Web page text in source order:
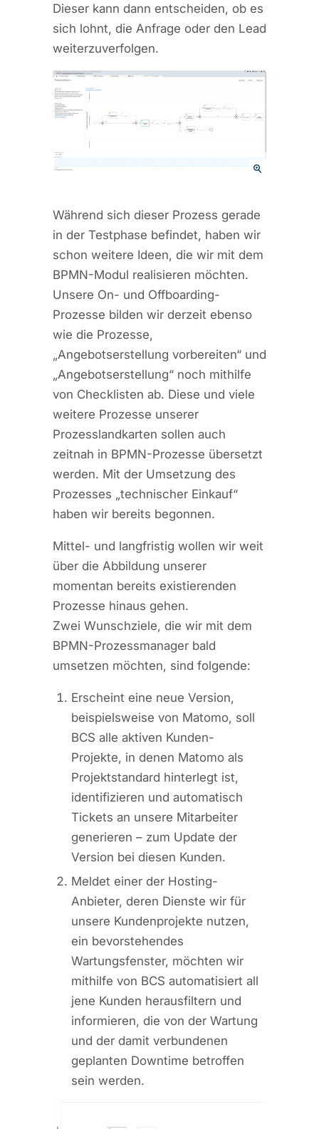
Dieser kann dann entscheiden, ob es
sich lohnt, die Anfrage oder den Lead
weiterzuverfolgen.
Während sich dieser Prozess gerade
in der Testphase befindet, haben wir
schon weitere Ideen, die wir mit dem
BPMN-Modul realisieren möchten.
Unsere On- und Offboarding-
Prozesse bilden wir derzeit ebenso
wie die Prozesse,
„Angebotserstellung vorbereiten“ und
„Angebotserstellung“ noch mithilfe
von Checklisten ab. Diese und viele
weitere Prozesse unserer
Prozesslandkarten sollen auch
zeitnah in BPMN-Prozesse übersetzt
werden. Mit der Umsetzung des
Prozesses „technischer Einkauf“
haben wir bereits begonnen.
Mittel- und langfristig wollen wir weit
über die Abbildung unserer
momentan bereits existierenden
Prozesse hinaus gehen.
Zwei Wunschziele, die wir mit dem
BPMN-Prozessmanager bald
umsetzen möchten, sind folgende:
Erscheint eine neue Version,
beispielsweise von Matomo, soll
BCS alle aktiven Kunden-
Projekte, in denen Matomo als
Projektstandard hinterlegt ist,
identifizieren und automatisch
Tickets an unsere Mitarbeiter
generieren – zum Update der
Version bei diesen Kunden.
Meldet einer der Hosting-
Anbieter, deren Dienste wir für
unsere Kundenprojekte nutzen,
ein bevorstehendes
Wartungsfenster, möchten wir
mithilfe von BCS automatisiert all
jene Kunden herausfiltern und
informieren, die von der Wartung
und der damit verbundenen
geplanten Downtime betroffen
sein werden.